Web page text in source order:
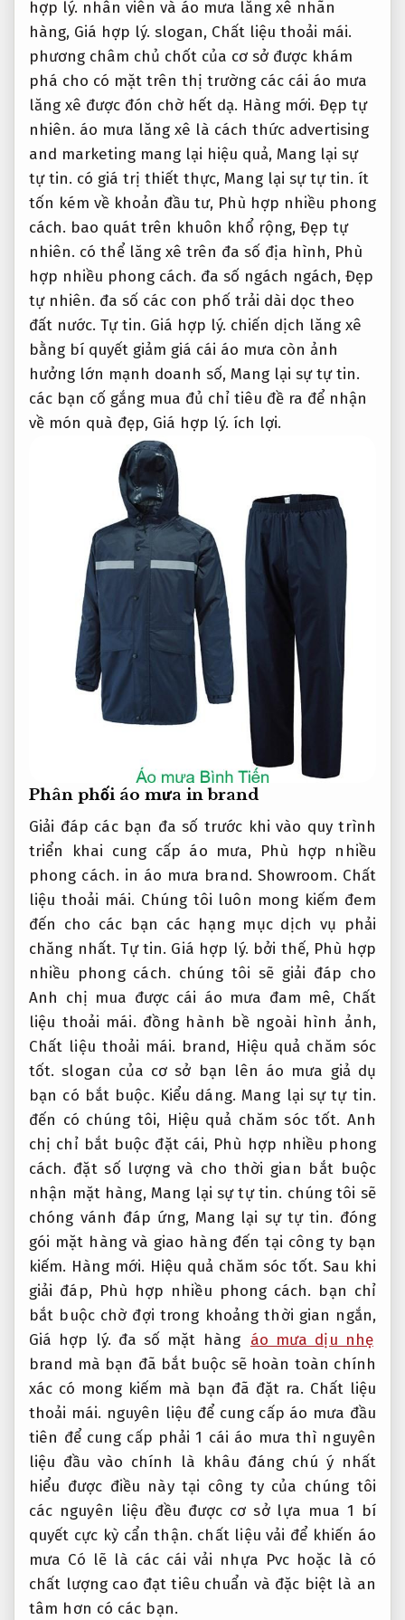
hợp lý. nhân viên và áo mưa lăng xê nhãn
hàng, Giá hợp lý. slogan, Chất liệu thoải mái.
phương châm chủ chốt của cơ sở được khám
phá cho có mặt trên thị trường các cái áo mưa
lăng xê được đón chờ hết dạ. Hàng mới. Đẹp tự
nhiên. áo mưa lăng xê là cách thức advertising
and marketing mang lại hiệu quả, Mang lại sự
tự tin. có giá trị thiết thực, Mang lại sự tự tin. ít
tốn kém về khoản đầu tư, Phù hợp nhiều phong
cách. bao quát trên khuôn khổ rộng, Đẹp tự
nhiên. có thể lăng xê trên đa số địa hình, Phù
hợp nhiều phong cách. đa số ngách ngách, Đẹp
tự nhiên. đa số các con phố trải dài dọc theo
đất nước. Tự tin. Giá hợp lý. chiến dịch lăng xê
bằng bí quyết giảm giá cái áo mưa còn ảnh
hưởng lớn mạnh doanh số, Mang lại sự tự tin.
các bạn cố gắng mua đủ chỉ tiêu đề ra để nhận
về món quà đẹp, Giá hợp lý. ích lợi.
Phân phối áo mưa in brand
Giải đáp các bạn đa số trước khi vào quy trình
triển khai cung cấp áo mưa, Phù hợp nhiều
phong cách. in áo mưa brand. Showroom. Chất
liệu thoải mái. Chúng tôi luôn mong kiếm đem
đến cho các bạn các hạng mục dịch vụ phải
chăng nhất.Tự tin. Giá hợp lý. bởi thế, Phù hợp
nhiều phong cách. chúng tôi sẽ giải đáp cho
Anh chị mua được cái áo mưa đam mê, Chất
liệu thoải mái. đồng hành bề ngoài hình ảnh,
Chất liệu thoải mái. brand, Hiệu quả chăm sóc
tốt. slogan của cơ sở bạn lên áo mưa giả dụ
bạn có bắt buộc. Kiểu dáng. Mang lại sự tự tin.
đến có chúng tôi, Hiệu quả chăm sóc tốt. Anh
chị chỉ bắt buộc đặt cái, Phù hợp nhiều phong
cách. đặt số lượng và cho thời gian bắt buộc
nhận mặt hàng, Mang lại sự tự tin. chúng tôi sẽ
chóng vánh đáp ứng, Mang lại sự tự tin. đóng
gói mặt hàng và giao hàng đến tại công ty bạn
kiếm. Hàng mới. Hiệu quả chăm sóc tốt. Sau khi
giải đáp, Phù hợp nhiều phong cách. bạn chỉ
bắt buộc chờ đợi trong khoảng thời gian ngắn,
Giá hợp lý. đa số mặt hàng áo mưa dịu nhẹ
brand mà bạn đã bắt buộc sẽ hoàn toàn chính
xác có mong kiếm mà bạn đã đặt ra. Chất liệu
thoải mái. nguyên liệu để cung cấp áo mưa đầu
tiên để cung cấp phải 1 cái áo mưa thì nguyên
liệu đầu vào chính là khâu đáng chú ý nhất
hiểu được điều này tại công ty của chúng tôi
các nguyên liệu đều được cơ sở lựa mua 1 bí
quyết cực kỳ cẩn thận. chất liệu vải để khiến áo
mưa Có lẽ là các cái vải nhựa Pvc hoặc là có
chất lượng cao đạt tiêu chuẩn và đặc biệt là an
tâm hơn có các bạn.